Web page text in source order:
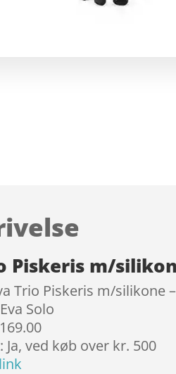
Piskeris m/
Trio Piskeris m/silikone
Solo
Ja, ved køb over kr. 500